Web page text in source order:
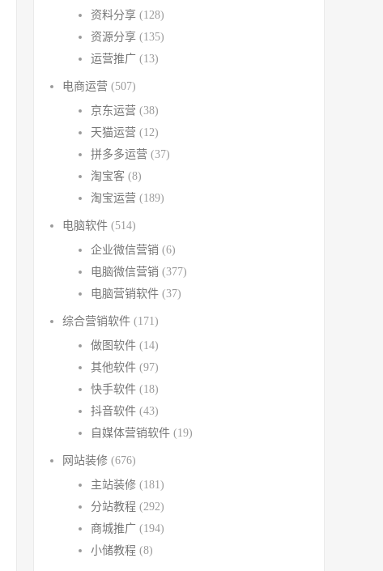
资料分享 (128)
资源分享 (135)
运营推广 (13)
电商运营 (507)
京东运营 (38)
天猫运营 (12)
拼多多运营 (37)
淘宝客 (8)
淘宝运营 (189)
电脑软件 (514)
企业微信营销 (6)
电脑微信营销 (377)
电脑营销软件 (37)
综合营销软件 (171)
做图软件 (14)
其他软件 (97)
快手软件 (18)
抖音软件 (43)
自媒体营销软件 (19)
网站装修 (676)
主站装修 (181)
分站教程 (292)
商城推广 (194)
小储教程 (8)